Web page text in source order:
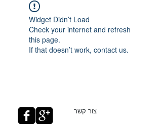
Widget Didn’t Load
Check your internet and refresh
this page.
If that doesn’t work, contact us.
צור קשר